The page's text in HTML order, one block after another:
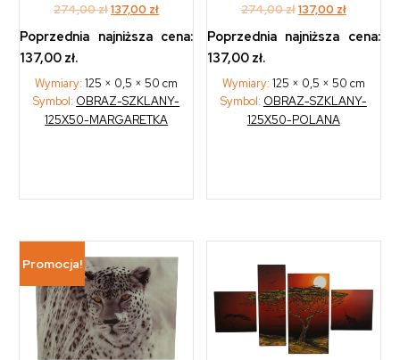
274,00złOriginal
price
was:
137,00 złCurrent
Poprzednia najniższa cena:
137,00 zł.
Wymiary:125 × 0,5 × 50 cm
Symbol: OBRAZ-SZKLANY-
125X50-MARGARETKA
274,00złOriginal
price
was:
137,00 złCurrent
Poprzednia najniższa cena:
137,00 zł.
Wymiary: 125 × 0,5 × 50 cm
Symbol: OBRAZ-SZKLANY-
125X50-POLANA
Promocja!